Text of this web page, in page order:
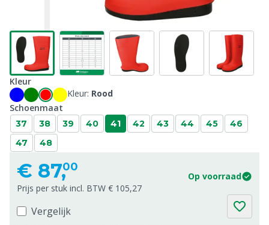
Kleur
Kleur: Rood
Schoenmaat
37 38 39 40 41 42 43 44 45
46
47
48
€ 87,00
Op voorraad
Prijs per stuk incl. BTW € 105,27
Vergelijk